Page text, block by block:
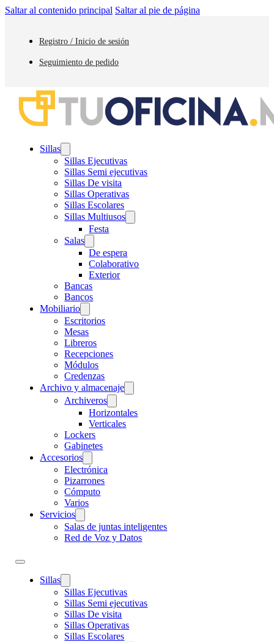
Saltar al contenido principal Saltar al pie de página
Registro / Inicio de sesión
Seguimiento de pedido
Sillas
Sillas Ejecutivas
Sillas Semi ejecutivas
Sillas De visita
Sillas Operativas
Sillas Escolares
Sillas Multiusos
Festa
Salas
De espera
Colaborativo
Exterior
Bancas
Bancos
Mobiliario
Escritorios
Mesas
Libreros
Recepciones
Módulos
Credenzas
Archivo y almacenaje
Archiveros
Horizontales
Verticales
Lockers
Gabinetes
Accesorios
Electrónica
Pizarrones
Cómputo
Varios
Servicios
Salas de juntas inteligentes
Red de Voz y Datos
Sillas
Sillas Ejecutivas
Sillas Semi ejecutivas
Sillas De visita
Sillas Operativas
Sillas Escolares